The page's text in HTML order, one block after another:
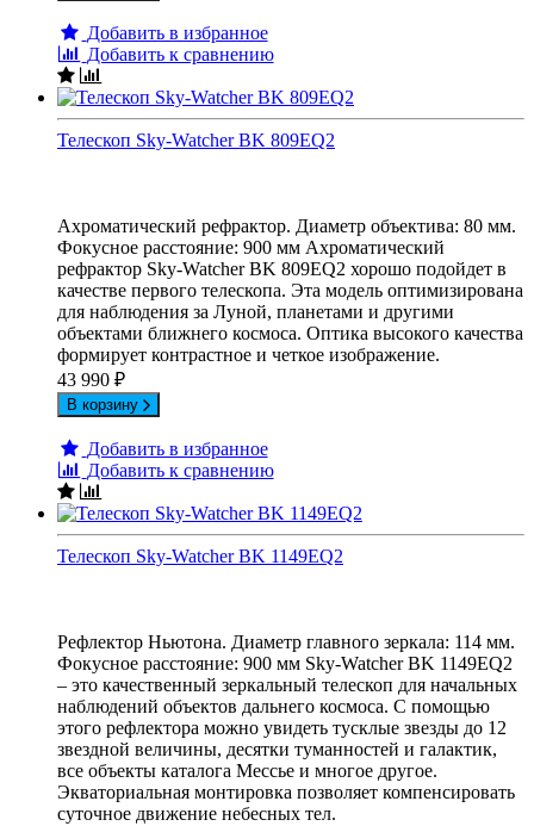
Добавить в избранное
Добавить к сравнению
Телескоп Sky-Watcher BK 809EQ2
Ахроматический рефрактор. Диаметр объектива: 80 мм.
Фокусное расстояние: 900 мм Ахроматический
рефрактор Sky-Watcher BK 809EQ2 хорошо подойдет в
качестве первого телескопа. Эта модель оптимизирована
для наблюдения за Луной, планетами и другими
объектами ближнего космоса. Оптика высокого качества
формирует контрастное и четкое изображение.
43 990 ₽
В корзину
Добавить в избранное
Добавить к сравнению
Телескоп Sky-Watcher BK 1149EQ2
Рефлектор Ньютона. Диаметр главного зеркала: 114 мм.
Фокусное расстояние: 900 мм Sky-Watcher BK 1149EQ2
– это качественный зеркальный телескоп для начальных
наблюдений объектов дальнего космоса. С помощью
этого рефлектора можно увидеть тусклые звезды до 12
звездной величины, десятки туманностей и галактик,
все объекты каталога Мессье и многое другое.
Экваториальная монтировка позволяет компенсировать
суточное движение небесных тел.